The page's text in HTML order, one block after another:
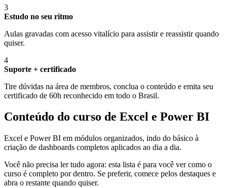
3
Estudo no seu ritmo
Aulas gravadas com acesso vitalício para assistir e reassistir quando
quiser.
4
Suporte + certificado
Tire dúvidas na área de membros, conclua o conteúdo e emita seu
certificado de 60h reconhecido em todo o Brasil.
Conteúdo do curso de Excel e Power BI
Excel e Power BI em módulos organizados, indo do básico à
criação de dashboards completos aplicados ao dia a dia.
Você não precisa ler tudo agora: esta lista é para você ver como o
curso é completo por dentro. Se preferir, comece pelos destaques e
abra o restante quando quiser.